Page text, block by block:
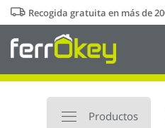
Ir
al
contenido
Recogida gratuita en más de
Productos